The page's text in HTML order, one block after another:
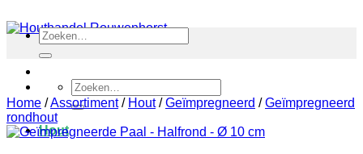
Zoeken
naar:
Hout
Zoeken
naar:
Home /Assortiment / Hout / Geïmpregneerd / Geïmpregneerd
rondhout